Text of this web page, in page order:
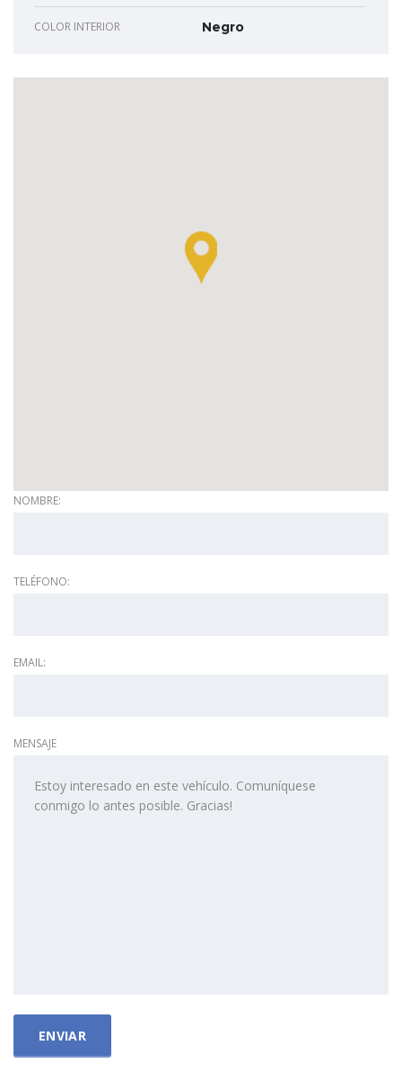
COLOR INTERIOR Negro
NOMBRE:
TELÉFONO:
EMAIL:
MENSAJE